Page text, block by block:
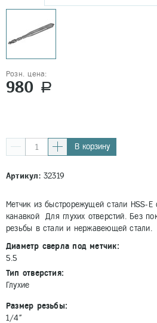
Розн. цена:
980 a
В корзину
Артикул:32319
Метчик из быстрорежущей стали HSS-E
канавкой Для глухих отверстий. Без
резьбы в стали и нержавеющей стали.
Диаметр сверла под метчик:
5.5
Тип отверстия:
Глухие
Размер резьбы:
1/4"